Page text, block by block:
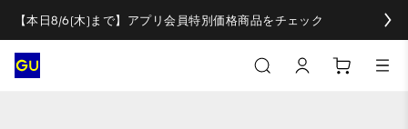
【本日8/6(木)まで】アプリ会員特別価格商品をチェック